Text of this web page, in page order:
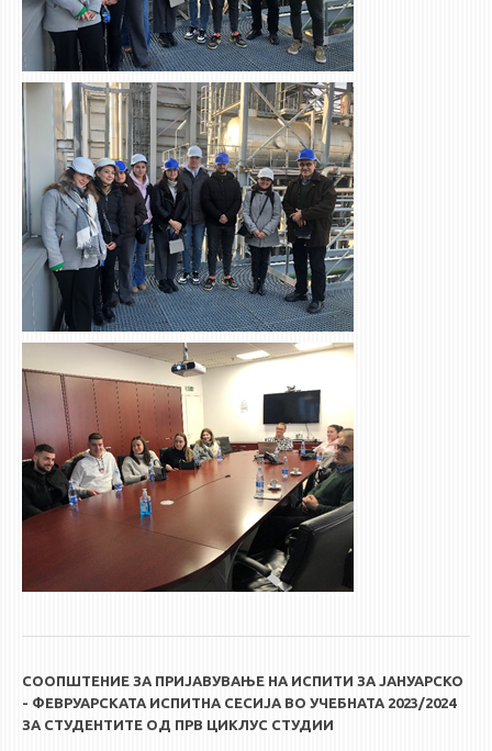
СООПШТЕНИЕ ЗА ПРИЈАВУВАЊЕ НА ИСПИТИ ЗА ЈАНУАРСКО
- ФЕВРУАРСКАТА ИСПИТНА СЕСИЈА ВО УЧЕБНАТА 2023/2024
ЗА СТУДЕНТИТЕ ОД ПРВ ЦИКЛУС СТУДИИ